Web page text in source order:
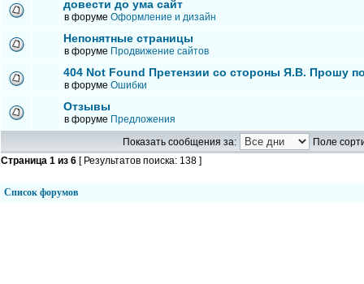
довести до ума сайт
в форуме Оформление и дизайн
Непонятные страницы
в форуме Продвижение сайтов
404 Not Found Претензии со стороны Я.В. Прошу
в форуме Ошибки
Отзывы
в форуме Предложения
Показать сообщения за:
Поле
Страница 1 из 6 [ Результатов поиска: 138 ]
Список форумов